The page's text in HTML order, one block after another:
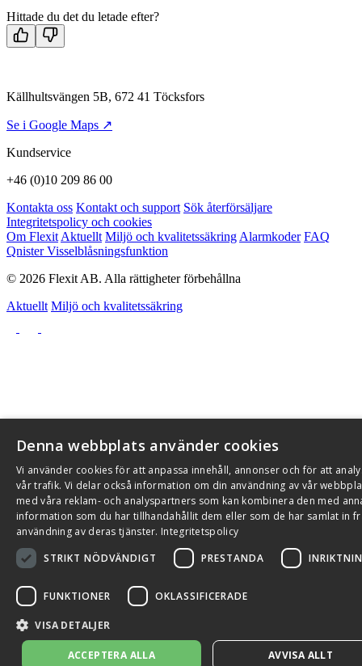
Hittade du det du letade efter?
Källhultsvängen 5B, 672 41 Töcksfors
Se i Google Maps ↗
Kundservice
+46 (0)10 209 86 00
Kontakta oss Kontakt och support Sök återförsäljare
Integritetspolicy och cookies
Om Flexit Aktuellt Miljö och kvalitetssäkring Alarmkoder FAQ
Qnister Visselblåsningsfunktion
© 2026 Flexit AB. Alla rättigheter förbehållna
Aktuellt Miljö och kvalitetssäkring
Denna webbplats använder cookies
Vi använder cookies för att anpassa innehåll, annonser och för att
vår trafik. Vi delar också information om din användning av vår
med våra reklam- och analyspartners som kan kombinera den med
information som du har tillhandahållit dem eller som de har samlat in
användning av deras tjänster. Integritetspolicy
STRIKT NÖDVÄNDIGT
PRESTANDA
FUNKTIONER OKLASSIFICERADE
VISA DETALJER
ACCEPTERA ALLA AVVISA ALLT